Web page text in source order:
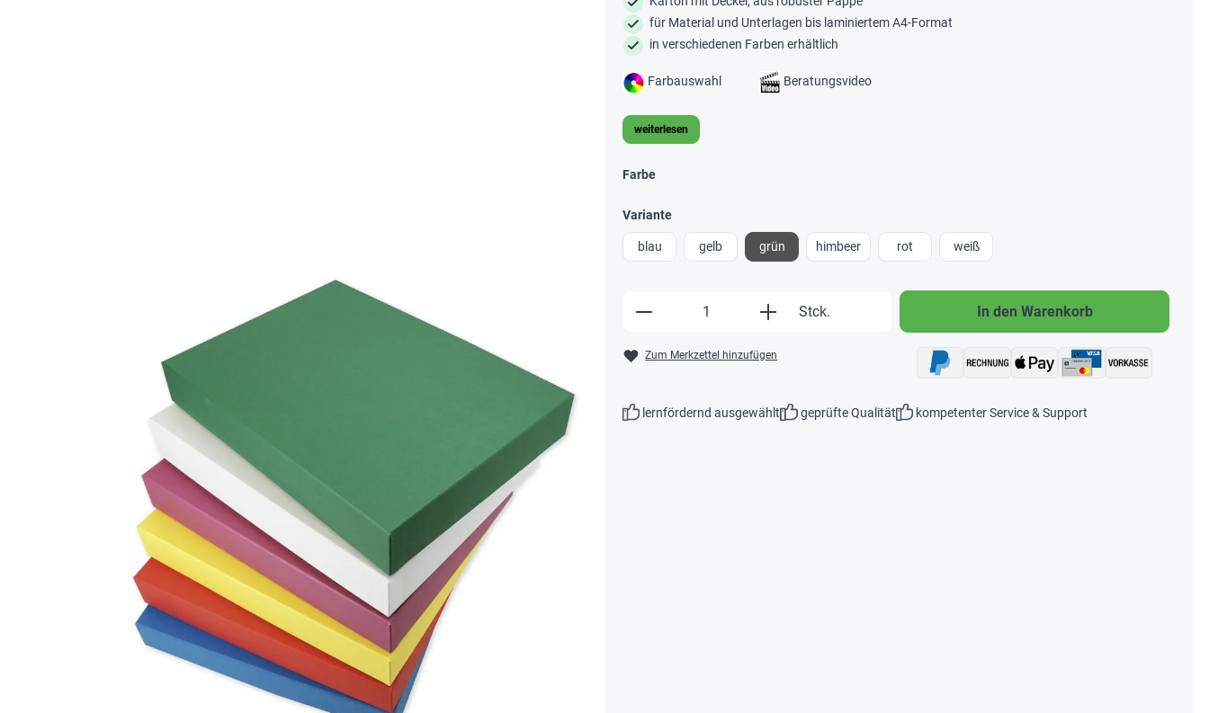
für Material und Unterlagen bis laminiertem A4-Format
in verschiedenen Farben erhältlich
Farbauswahl Beratungsvideo
weiterlesen
Farbe
Variante
blau gelb grün himbeer rot weiß
Produkt Anzahl: Gib den gewünschten Wert ein oder
Stck.
Zum Merkzettel hinzufügen
In den Warenkorb
lernfördernd ausgewählt geprüfte Qualität kompetenter Service & Support